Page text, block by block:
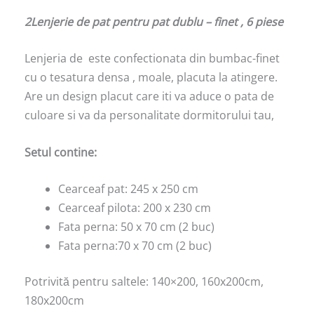
2Lenjerie de pat pentru pat dublu – finet , 6 piese
Lenjeria de este confectionata din bumbac-finet
cu o tesatura densa , moale, placuta la atingere.
Are un design placut care iti va aduce o pata de
culoare si va da personalitate dormitorului tau,
Setul contine:
Cearceaf pat: 245 x 250 cm
Cearceaf pilota: 200 x 230 cm
Fata perna: 50 x 70 cm (2 buc)
Fata perna:70 x 70 cm (2 buc)
Potrivită pentru saltele: 140×200, 160x200cm,
180x200cm